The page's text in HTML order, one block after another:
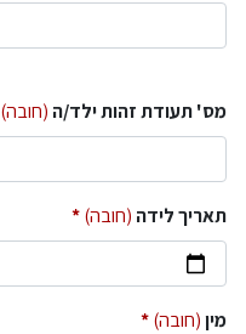
מס' תעודת זהות ילד/ה (חובה)
תאריך לידה (חובה)
מין(חובה)